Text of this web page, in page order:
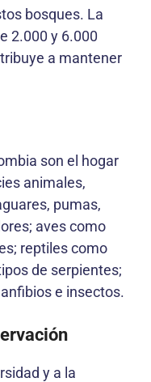
bosques. La
2.000 y 6.000
a mantener
son el hogar
animales,
pumas,
aves como
reptiles como
de serpientes;
e insectos.
y a la